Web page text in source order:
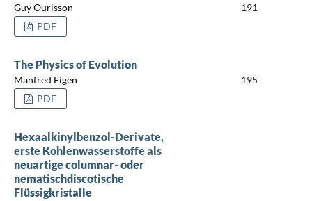
Guy Ourisson
191
PDF
The Physics of Evolution
Manfred Eigen
195
PDF
Hexaalkinylbenzol-Derivate,
erste Kohlenwasserstoffe als
neuartige columnar- oder
nematischdiscotische
Flüssigkristalle